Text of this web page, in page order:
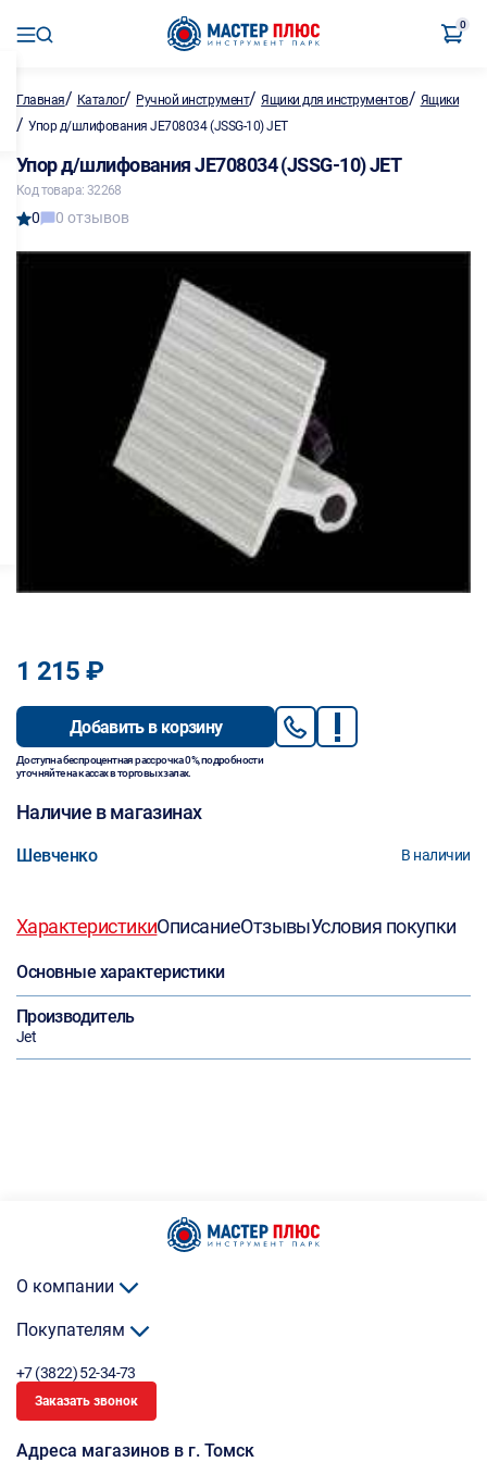
0
Главная/ Каталог/ Ручной инструмент/Ящики для инструментов/ Ящики
/ Упор д/шлифования JE708034 (JSSG-10) JET
Упор д/шлифования JE708034 (JSSG-10) JET
Код товара: 32268
0 0 отзывов
1 215 ₽
Добавить в корзину
Доступна беспроцентная рассрочка 0%, подробности
уточняйте на кассах в торговых залах.
Наличие в магазинах
Шевченко В наличии
ХарактеристикиОписаниеОтзывыУсловия покупки
Основные характеристики
Производитель
Jet
О компании
Покупателям
+7 (3822) 52-34-73
Заказать звонок
Адреса магазинов в г. Томск